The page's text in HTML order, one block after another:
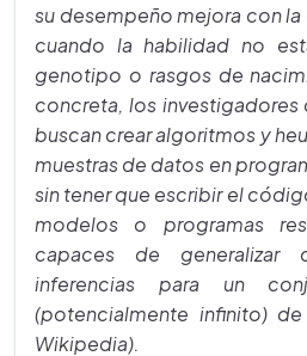
su desempeño mejora con
cuando la habilidad no
genotipo o rasgos de
concreta, los investigadores
buscan crear algoritmos y
muestras de datos en
sin tener que escribir el
modelos o programas
capaces de generalizar
inferencias para un
(potencialmente infinito)
Wikipedia).